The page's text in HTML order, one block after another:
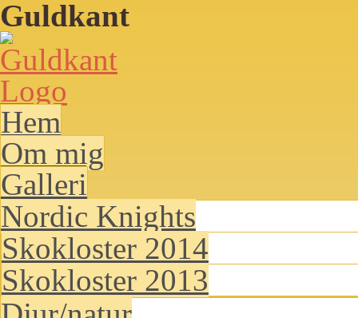
Guldkant
Hem
Om mig
Galleri
Nordic Knights
Skokloster 2014
Skokloster 2013